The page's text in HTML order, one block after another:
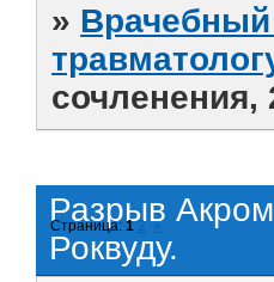
»
сочленения,
Разрыв
Роквуду.
Страница:1 2 »